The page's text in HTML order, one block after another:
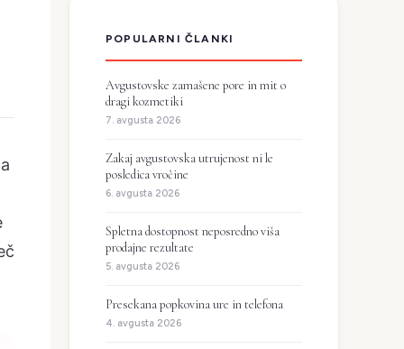
POPULARNI ČLANKI
Avgustovske zamašene pore in mit o
dragi kozmetiki
7. avgusta 2026
Zakaj avgustovska utrujenost ni le
posledica vročine
6. avgusta 2026
Spletna dostopnost neposredno viša
prodajne rezultate
5. avgusta 2026
Presekana popkovina ure in telefona
4. avgusta 2026